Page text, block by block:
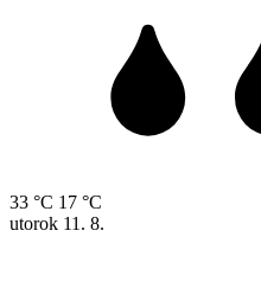
33 °C 17 °C
utorok 11. 8.